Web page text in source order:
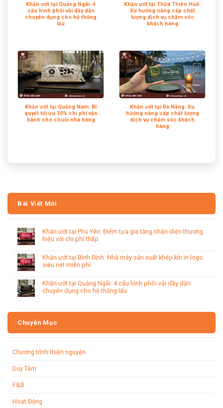
Khăn ướt tại Quảng Ngãi: 4
cấu hình phôi vải dầy dặn
chuyên dụng cho hệ thống
lẩu
Khăn ướt tại Thừa Thiên Huế:
Xu hướng nâng cấp chất
lượng dịch vụ chăm sóc
khách hàng
Khăn ướt tại Quảng Nam: Bí
quyết tối ưu 30% chi phí vận
hành cho chuỗi nhà hàng
Khăn ướt tại Đà Nẵng: Xu
hướng nâng cấp chất lượng
dịch vụ chăm sóc khách
hàng
Bài Viết Mới
Khăn ướt tại Phú Yên: Điểm tựa gia tăng nhận diện thương
hiệu với chi phí thấp
Khăn ướt tại Bình Định: Nhà máy sản xuất khép kín in logo
siêu nét miễn phí
Khăn ướt tại Quảng Ngãi: 4 cấu hình phôi vải dầy dặn
chuyên dụng cho hệ thống lẩu
Chuyên Mục
Chương trình thiện nguyện
Duy Tâm
F&B
Hoạt Động